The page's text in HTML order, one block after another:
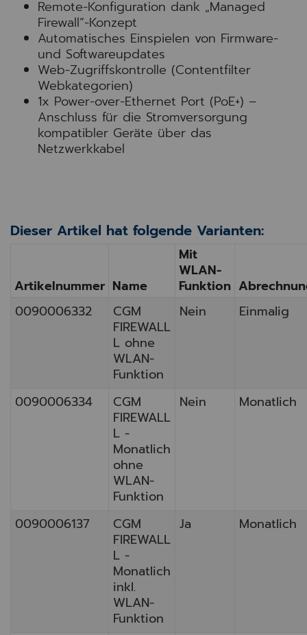
Remote-Konfiguration dank „Managed
Firewall”-Konzept
Automatisches Einspielen von Firmware-
und Softwareupdates
Web-Zugriffskontrolle (Contentfilter
Webkategorien)
1x Power-over-Ethernet Port (PoE+) –
Anschluss für die Stromversorgung
kompatibler Geräte über das
Netzwerkkabel
Dieser Artikel hat folgende Varianten:
Artikelnummer Name
Mit
WLAN-
Funktion
0090006332
CGM
FIREWALL
L ohne
WLAN-
Funktion
Nein Einmalig
0090006334
CGM
FIREWALL
L -
Monatlich
ohne
WLAN-
Funktion
Nein Monatlich
0090006137
CGM
FIREWALL
L -
Monatlich
inkl.
WLAN-
Funktion
Ja Monatlich